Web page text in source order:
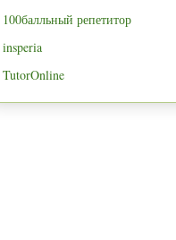
100балльный репетитор
insperia
TutorOnline